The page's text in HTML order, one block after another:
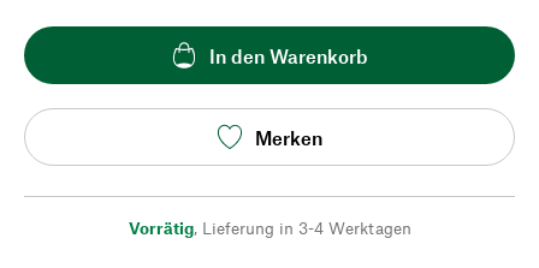
In den Warenkorb
Merken
Vorrätig, Lieferung in 3-4 Werktagen